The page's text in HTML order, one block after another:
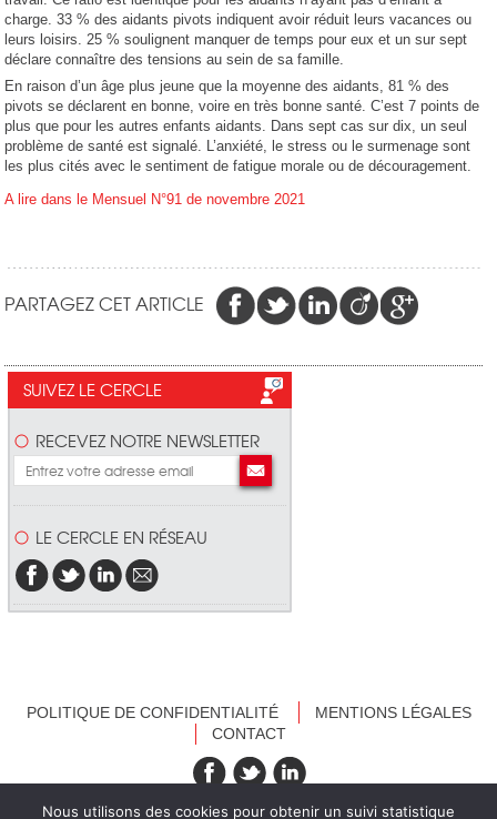
charge. 33 % des aidants pivots indiquent avoir réduit leurs vacances ou
leurs loisirs. 25 % soulignent manquer de temps pour eux et un sur sept
déclare connaître des tensions au sein de sa famille.
En raison d’un âge plus jeune que la moyenne des aidants, 81 % des
pivots se déclarent en bonne, voire en très bonne santé. C’est 7 points de
plus que pour les autres enfants aidants. Dans sept cas sur dix, un seul
problème de santé est signalé. L’anxiété, le stress ou le surmenage sont
les plus cités avec le sentiment de fatigue morale ou de découragement.
A lire dans le Mensuel N°91 de novembre 2021
PARTAGEZ CET ARTICLE
SUIVEZ LE CERCLE
RECEVEZ NOTRE NEWSLETTER
LE CERCLE EN RÉSEAU
POLITIQUE DE CONFIDENTIALITÉ
MENTIONS LÉGALES
CONTACT
recevez nos newsletters
Nous utilisons des cookies pour obtenir un suivi statistique